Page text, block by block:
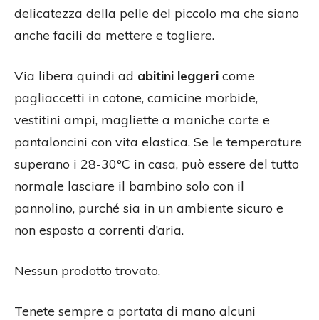
delicatezza della pelle del piccolo ma che siano
anche facili da mettere e togliere.
Via libera quindi ad abitini leggeri come
pagliaccetti in cotone, camicine morbide,
vestitini ampi, magliette a maniche corte e
pantaloncini con vita elastica. Se le temperature
superano i 28-30°C in casa, può essere del tutto
normale lasciare il bambino solo con il
pannolino, purché sia in un ambiente sicuro e
non esposto a correnti d’aria.
Nessun prodotto trovato.
Tenete sempre a portata di mano alcuni